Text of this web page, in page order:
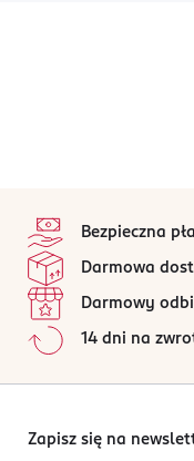
Bezpieczna
Darmowa
Darmowy
14 dni na
Zapisz się na